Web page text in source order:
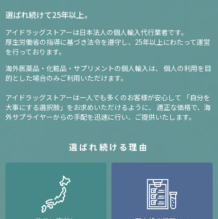
選ばれ続けて25年以上。
アイドラッグストアーは日本法人の個人輸入代行業者です。
厚生労働省の指導に基づき法令を遵守し、 25年以上にわたって運営
を行っております。
海外医薬品・化粧品・サプリメントの個人輸入は、
個人の利用を目
的とした場合のみご利用いただけます。
アイドラッグストアーは一人でも多くのお客様が安心して
「自分を
大事にする選択肢」をお求めいただけるように、
適正な価格で、海
外サプライヤーからの手配を迅速に行い、ご提供いたします。
選ばれ続ける理由